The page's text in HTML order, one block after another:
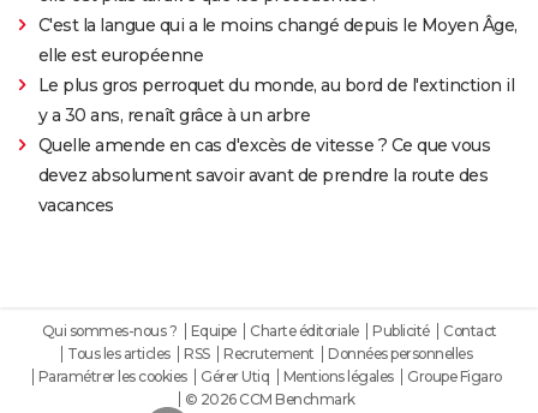
C'est la langue qui a le moins changé depuis le Moyen Âge,
elle est européenne
Le plus gros perroquet du monde, au bord de l'extinction il
y a 30 ans, renaît grâce à un arbre
Quelle amende en cas d'excès de vitesse ? Ce que vous
devez absolument savoir avant de prendre la route des
vacances
Qui sommes-nous ? Equipe Charte éditoriale Publicité
Contact
Tous les articles
RSS Recrutement
Données personnelles
Paramétrer les cookies
Gérer Utiq Mentions légales
Groupe Figaro
© 2026 CCM Benchmark